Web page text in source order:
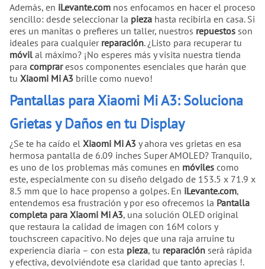
Además, en iLevante.com nos enfocamos en hacer el proceso
sencillo: desde seleccionar la pieza hasta recibirla en casa. Si
eres un manitas o prefieres un taller, nuestros repuestos son
ideales para cualquier reparación. ¿Listo para recuperar tu
móvil al máximo? ¡No esperes más y visita nuestra tienda
para compraresos componentes esenciales que harán que
tu Xiaomi Mi A3 brille como nuevo!
Pantallas para Xiaomi Mi A3: Soluciona
Grietas y Daños en tu Display
¿Se te ha caído el Xiaomi Mi A3 y ahora ves grietas en esa
hermosa pantalla de 6.09 inches Super AMOLED? Tranquilo,
es uno de los problemas más comunes en móviles como
este, especialmente con su diseño delgado de 153.5 x 71.9 x
8.5 mm que lo hace propenso a golpes. En iLevante.com,
entendemos esa frustración y por eso ofrecemos la Pantalla
completa para Xiaomi Mi A3, una solución OLED original
que restaura la calidad de imagen con 16M colors y
touchscreen capacitivo. No dejes que una raja arruine tu
experiencia diaria – con esta pieza, tu reparación será rápida
y efectiva, devolviéndote esa claridad que tanto aprecias !.